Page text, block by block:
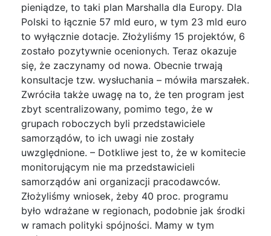
pieniądze, to taki plan Marshalla dla Europy. Dla
Polski to łącznie 57 mld euro, w tym 23 mld euro
to wyłącznie dotacje. Złożyliśmy 15 projektów, 6
zostało pozytywnie ocenionych. Teraz okazuje
się, że zaczynamy od nowa. Obecnie trwają
konsultacje tzw. wysłuchania – mówiła marszałek.
Zwróciła także uwagę na to, że ten program jest
zbyt scentralizowany, pomimo tego, że w
grupach roboczych byli przedstawiciele
samorządów, to ich uwagi nie zostały
uwzględnione. – Dotkliwe jest to, że w komitecie
monitorującym nie ma przedstawicieli
samorządów ani organizacji pracodawców.
Złożyliśmy wniosek, żeby 40 proc. programu
było wdrażane w regionach, podobnie jak środki
w ramach polityki spójności. Mamy w tym